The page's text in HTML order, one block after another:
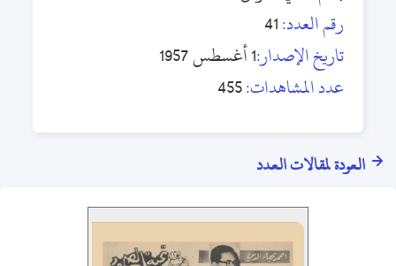
رقم العدد:41
تاريخ الإصدار:1 أغسطس 1957
عدد المشاهدات:455
العودة لمقالات العدد